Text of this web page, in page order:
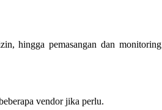
hingga pemasangan dan monitoring
vendor jika perlu.